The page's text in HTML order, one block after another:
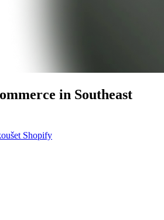
in Southeast
Shopify